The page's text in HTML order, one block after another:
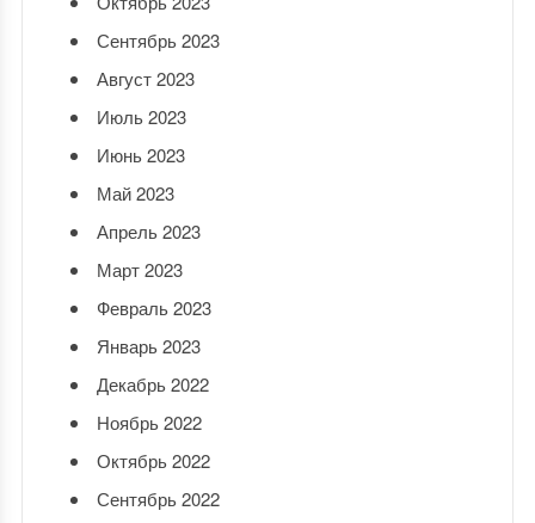
Сентябрь 2023
Август 2023
Июль 2023
Июнь 2023
Май 2023
Апрель 2023
Март 2023
Февраль 2023
Январь 2023
Декабрь 2022
Ноябрь 2022
Октябрь 2022
Сентябрь 2022